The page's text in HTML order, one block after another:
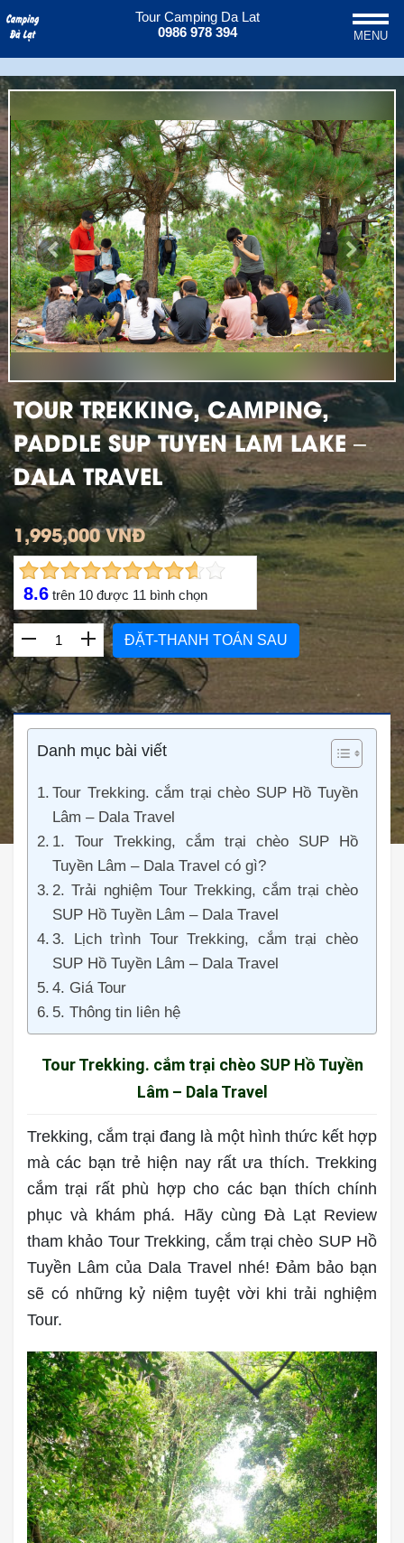
Tour Camping Da Lat
0986 978 394
MENU
Previous Next
TOUR TREKKING, CAMPING,
PADDLE SUP TUYEN LAM LAKE –
DALA TRAVEL
1,995,000 VNĐ
8.6 trên 10 được 11 bình chọn
ĐẶT-THANH TOÁN SAU
Danh mục bài viết
Tour Trekking. cắm trại chèo SUP Hồ Tuyền
Lâm – Dala Travel
1. Tour Trekking, cắm trại chèo SUP Hồ
Tuyền Lâm – Dala Travel có gì?
2. Trải nghiệm Tour Trekking, cắm trại chèo
SUP Hồ Tuyền Lâm – Dala Travel
3. Lịch trình Tour Trekking, cắm trại chèo
SUP Hồ Tuyền Lâm – Dala Travel
4. Giá Tour
5. Thông tin liên hệ
Tour Trekking. cắm trại chèo SUP Hồ Tuyền
Lâm – Dala Travel
Trekking, cắm trại đang là một hình thức kết hợp
mà các bạn trẻ hiện nay rất ưa thích. Trekking
cắm trại rất phù hợp cho các bạn thích chính
phục và khám phá. Hãy cùng Đà Lạt Review
tham khảo Tour Trekking, cắm trại chèo SUP Hồ
Tuyền Lâm của Dala Travel nhé! Đảm bảo bạn
sẽ có những kỷ niệm tuyệt vời khi trải nghiệm
Tour.